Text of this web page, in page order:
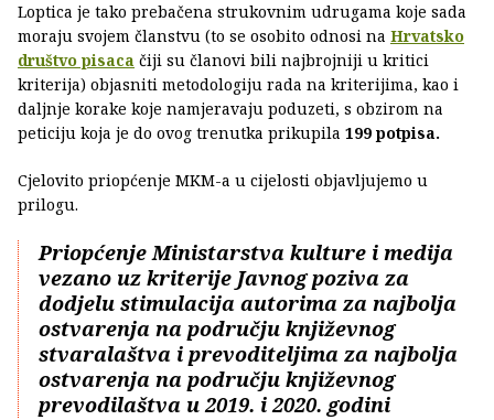
Loptica je tako prebačena strukovnim udrugama koje sada
moraju svojem članstvu (to se osobito odnosi na Hrvatsko
društvo pisaca čiji su članovi bili najbrojniji u kritici
kriterija) objasniti metodologiju rada na kriterijima, kao i
daljnje korake koje namjeravaju poduzeti, s obzirom na
peticiju koja je do ovog trenutka prikupila 199 potpisa.
Cjelovito priopćenje MKM-a u cijelosti objavljujemo u
prilogu.
Priopćenje Ministarstva kulture i medija
vezano uz kriterije Javnog poziva za
dodjelu stimulacija autorima za najbolja
ostvarenja na području književnog
stvaralaštva i prevoditeljima za najbolja
ostvarenja na području književnog
prevodilaštva u 2019. i 2020. godini